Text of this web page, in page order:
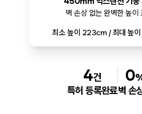
벽 손상 없는 완벽한 높이
최소 높이 223cm / 최대 높
4건
특허 등록완료
0
벽 손